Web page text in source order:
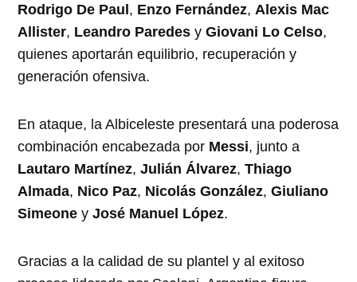
Rodrigo De Paul, Enzo Fernández, Alexis Mac
Allister, Leandro Paredes yGiovani Lo Celso,
quienes aportarán equilibrio, recuperación y
generación ofensiva.
En ataque, la Albiceleste presentará una poderosa
combinación encabezada por Messi, junto a
Lautaro Martínez,Julián Álvarez,Thiago
Almada, Nico Paz, Nicolás González,Giuliano
Simeone yJosé Manuel López.
Gracias a la calidad de su plantel y al exitoso